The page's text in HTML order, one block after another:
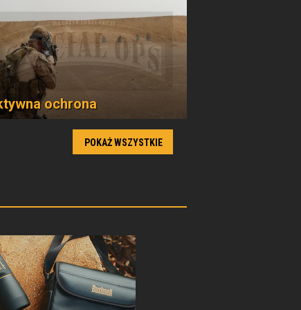
ochrona
POKAŻ WSZYSTKIE